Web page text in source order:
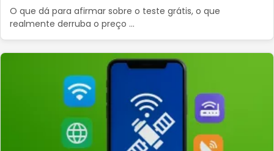
O que dá para afirmar sobre o teste grátis, o que
realmente derruba o preço …